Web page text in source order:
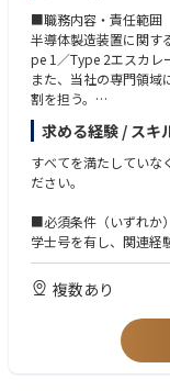
・立ち上げ、調整、性
・故障対応
・評価サポート：デー
・量産機対応向け準備
等
④その他
・品質問題レポート、
・安全、品質問題防止
・顧客向け定例会議の
■入社後の充実した研修
スキルやキャッチアッ
は、OJTでフォローと
後目途に独り立ちを頂
・出張無し拠点
北海道オフィス
以下いずれかの製品・
Deposition（薄膜）
Etching（エッチング
Wet Clean（洗浄）
PLP／パネル加工
▼ 電気・機械・設計・
電気・機械図面、回路
機械設計経験、CADの知
電気設計、電気電子分
プログラミング経験（
第二種電気主任技術者
▼ コミュニケーション
顧客対応経験
社内外・多部門との連
■語学スキルについて
英語の読み書きに抵抗
（マニュアル理解、
■職務内容・責任範囲
半導体製造装置に関す
pe 1／Type 2エスカレ
また、当社の専門領域
割を担う。
アカウントチーム、顧
るマトリックス組織に
をリードする。当社の
する。
きるセルフスターター
顧客およびアカウン
トグループへ代表し
メント更新を通じた改
求める経験 / スキ
すべてを満たしていな
ださい。
■必須条件（いずれか）
学士号を有し、関連経
または、修士号を有し
または、実務経験なし
または、上記に相当す
複数あり